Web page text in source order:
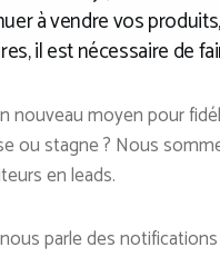
à vendre vos
il est nécessaire de
nouveau moyen pour
ou stagne ? Nous
en leads.
parle des